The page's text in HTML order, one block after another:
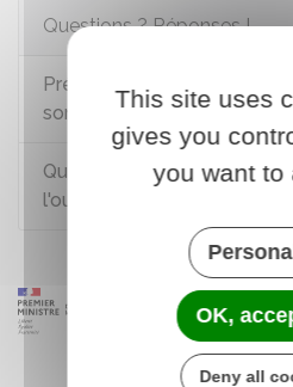
Questions ? Réponses !
Prévention et traitement
sont les acteurs clés ?
Quel est le sort des
l'ouverture d'une procédure
This site uses
gives you
you want to
OK,
Deny all